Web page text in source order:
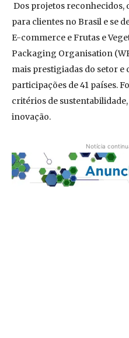
Dos projetos reconhecidos,
para clientes no Brasil e se
E-commerce e Frutas e
Packaging Organisation
mais prestigiadas do setor e
participações de 41 países.
critérios de
inovação.
Notícia